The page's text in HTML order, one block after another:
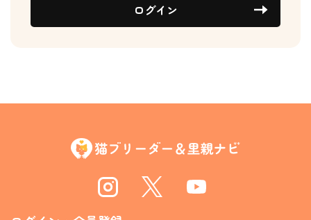
ログイン
Instagram Twitter Youtube